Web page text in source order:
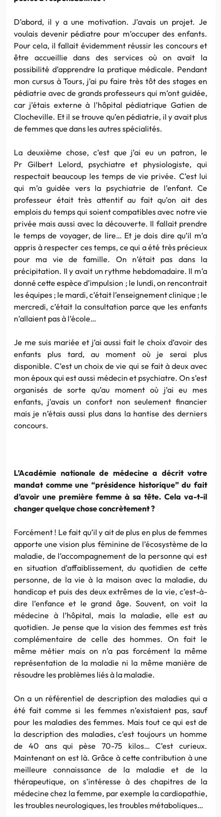
D’abord, il y a une motivation. J’avais un projet. Je
voulais devenir pédiatre pour m’occuper des enfants.
Pour cela, il fallait évidemment réussir les concours et
être accueillie dans des services où on avait la
possibilité d’apprendre la pratique médicale. Pendant
mon cursus à Tours, j’ai pu faire très tôt des stages en
pédiatrie avec de grands professeurs qui m’ont guidée,
car j’étais externe à l’hôpital pédiatrique Gatien de
Clocheville. Et il se trouve qu’en pédiatrie, il y avait plus
de femmes que dans les autres spécialités.
La deuxième chose, c’est que j’ai eu un patron, le
Pr Gilbert Lelord, psychiatre et physiologiste, qui
respectait beaucoup les temps de vie privée. C’est lui
qui m’a guidée vers la psychiatrie de l’enfant. Ce
professeur était très attentif au fait qu’on ait des
emplois du temps qui soient compatibles avec notre vie
privée mais aussi avec la découverte. Il fallait prendre
le temps de voyager, de lire… Et je dois dire qu’il m’a
appris à respecter ces temps, ce qui a été très précieux
pour ma vie de famille. On n’était pas dans la
précipitation. Il y avait un rythme hebdomadaire. Il m’a
donné cette espèce d’impulsion ; le lundi, on rencontrait
les équipes ; le mardi, c’était l’enseignement clinique ; le
mercredi, c’était la consultation parce que les enfants
n’allaient pas à l’école…
Je me suis mariée et j’ai aussi fait le choix d’avoir des
enfants plus tard, au moment où je serai plus
disponible. C’est un choix de vie qui se fait à deux avec
mon époux qui est aussi médecin et psychiatre. On s’est
organisés de sorte qu’au moment où j’ai eu mes
enfants, j’avais un confort non seulement financier
mais je n’étais aussi plus dans la hantise des derniers
concours.
L’Académie nationale de médecine a décrit votre
mandat comme une “présidence historique” du fait
d’avoir une première femme à sa tête. Cela va-t-il
changer quelque chose concrètement ?
Forcément ! Le fait qu’il y ait de plus en plus de femmes
apporte une vision plus féminine de l’écosystème de la
maladie, de l’accompagnement de la personne qui est
en situation d’affaiblissement, du quotidien de cette
personne, de la vie à la maison avec la maladie, du
handicap et puis des deux extrêmes de la vie, c’est-à-
dire l’enfance et le grand âge. Souvent, on voit la
médecine à l’hôpital, mais la maladie, elle est au
quotidien. Je pense que la vision des femmes est très
complémentaire de celle des hommes. On fait le
même métier mais on n’a pas forcément la même
représentation de la maladie ni la même manière de
résoudre les problèmes liés à la maladie.
On a un référentiel de description des maladies qui a
été fait comme si les femmes n’existaient pas, sauf
pour les maladies des femmes. Mais tout ce qui est de
la description des maladies, c’est toujours un homme
de 40 ans qui pèse 70-75 kilos… C’est curieux.
Maintenant on est là. Grâce à cette contribution à une
meilleure connaissance de la maladie et de la
thérapeutique, on s’intéresse à des chapitres de la
médecine chez la femme, par exemple la cardiopathie,
les troubles neurologiques, les troubles métaboliques…